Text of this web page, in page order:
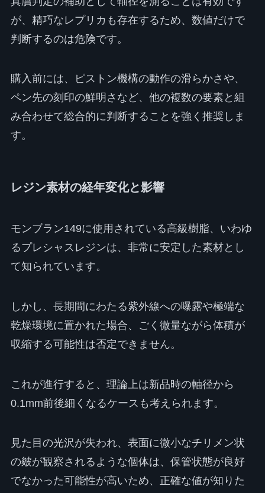
が、精巧なレプリカも存在するため、数値だけで
判断するのは危険です。
購入前には、ピストン機構の動作の滑らかさや、
ペン先の刻印の鮮明さなど、他の複数の要素と組
み合わせて総合的に判断することを強く推奨しま
す。
レジン素材の経年変化と影響
モンブラン149に使用されている高級樹脂、いわゆ
るプレシャスレジンは、非常に安定した素材とし
て知られています。
しかし、長期間にわたる紫外線への曝露や極端な
乾燥環境に置かれた場合、ごく微量ながら体積が
収縮する可能性は否定できません。
これが進行すると、理論上は新品時の軸径から
0.1mm前後細くなるケースも考えられます。
見た目の光沢が失われ、表面に微小なチリメン状
の皴が観察されるような個体は、保管状態が良好
でなかった可能性が高いため、正確な値が知りた